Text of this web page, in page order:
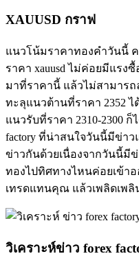
XAUUSD กราฟ
แนวโน้มราคาทองคำวันนี้ ค
ราคา xauusd ไม่ค่อยมีแรง
มาที่ราคานี้ แล้วไม่สามารถ
ทะลุแนวต้านที่ราคา 2352
แนวรับที่ราคา 2310-2300
factory ที่น่าสนใจวันนี้มีข่าว
ข่าวกันด้วยเนื่องจากวันนี้มี
ทองไปทิศทางไหนค่อยเข้า
เทรดแทนคุณ แล้วเพลิดเพลิ
วิเคราะห์ข่าว forex